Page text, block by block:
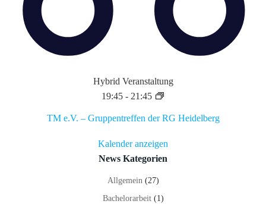
Hybrid Veranstaltung
19:45- 21:45
TM e.V. – Gruppentreffen der RG Heidelberg
Kalender anzeigen
News Kategorien
Allgemein(27)
Bachelorarbeit(1)